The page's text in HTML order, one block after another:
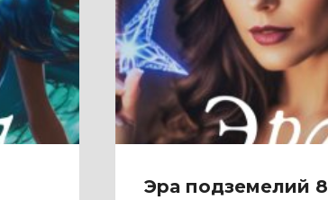
Эра подземелий 8